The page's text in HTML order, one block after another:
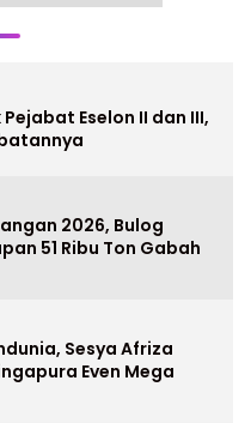
Eselon II dan III,
2026, Bulog
51 Ribu Ton Gabah
Sesya Afriza
Even Mega